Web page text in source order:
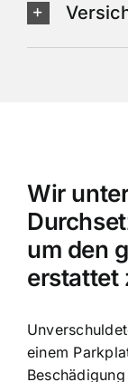
Wir
um den
erstattet
einem